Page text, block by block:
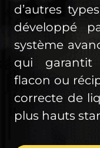
d’autres
développé
système
qui garantit
flacon ou
correcte de
plus hauts